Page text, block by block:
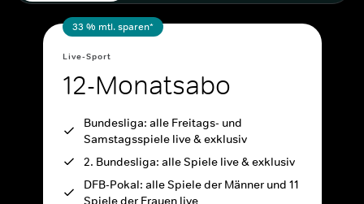
33 % mtl. sparen*
Live-Sport
12-Monatsabo
Bundesliga: alle Freitags- und
Samstagsspiele live & exklusiv
2. Bundesliga: alle Spiele live & exklusiv
DFB-Pokal: alle Spiele der Männer und 11
Spiele der Frauen live